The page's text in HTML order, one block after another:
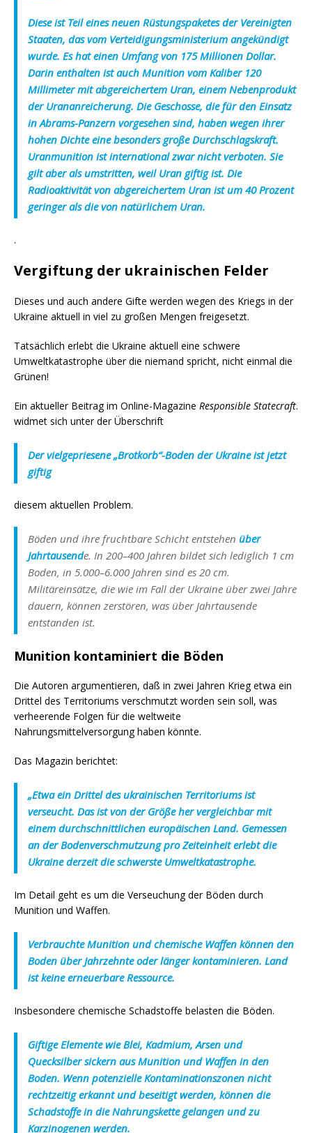
Diese ist Teil eines neuen Rüstungspaketes der Vereinigten
Staaten, das vom Verteidigungsministerium angekündigt
wurde. Es hat einen Umfang von 175 Millionen Dollar.
Darin enthalten ist auch Munition vom Kaliber 120
Millimeter mit abgereichertem Uran, einem Nebenprodukt
der Urananreicherung. Die Geschosse, die für den Einsatz
in Abrams-Panzern vorgesehen sind, haben wegen ihrer
hohen Dichte eine besonders große Durchschlagskraft.
Uranmunition ist international zwar nicht verboten. Sie
gilt aber als umstritten, weil Uran giftig ist. Die
Radioaktivität von abgereichertem Uran ist um 40 Prozent
geringer als die von natürlichem Uran.
.
Vergiftung der ukrainischen Felder
Dieses und auch andere Gifte werden wegen des Kriegs in der
Ukraine aktuell in viel zu großen Mengen freigesetzt.
Tatsächlich erlebt die Ukraine aktuell eine schwere
Umweltkatastrophe über die niemand spricht, nicht einmal die
Grünen!
Ein aktueller Beitrag im Online-Magazine Responsible Statecraft.
widmet sich unter der Überschrift
Der vielgepriesene „Brotkorb“-Boden der Ukraine ist jetzt
giftig
diesem aktuellen Problem.
Böden und ihre fruchtbare Schicht entstehen über
Jahrtausende. In 200–400 Jahren bildet sich lediglich 1 cm
Boden, in 5.000–6.000 Jahren sind es 20 cm.
Militäreinsätze, die wie im Fall der Ukraine über zwei Jahre
dauern, können zerstören, was über Jahrtausende
entstanden ist.
Munition kontaminiert die Böden
Die Autoren argumentieren, daß in zwei Jahren Krieg etwa ein
Drittel des Territoriums verschmutzt worden sein soll, was
verheerende Folgen für die weltweite
Nahrungsmittelversorgung haben könnte.
Das Magazin berichtet:
„Etwa ein Drittel des ukrainischen Territoriums ist
verseucht. Das ist von der Größe her vergleichbar mit
einem durchschnittlichen europäischen Land. Gemessen
an der Bodenverschmutzung pro Zeiteinheit erlebt die
Ukraine derzeit die schwerste Umweltkatastrophe.
Im Detail geht es um die Verseuchung der Böden durch
Munition und Waffen.
Verbrauchte Munition und chemische Waffen können den
Boden über Jahrzehnte oder länger kontaminieren. Land
ist keine erneuerbare Ressource.
Insbesondere chemische Schadstoffe belasten die Böden.
Giftige Elemente wie Blei, Kadmium, Arsen und
Quecksilber sickern aus Munition und Waffen in den
Boden. Wenn potenzielle Kontaminationszonen nicht
rechtzeitig erkannt und beseitigt werden, können die
Schadstoffe in die Nahrungskette gelangen und zu
Karzinogenen werden.